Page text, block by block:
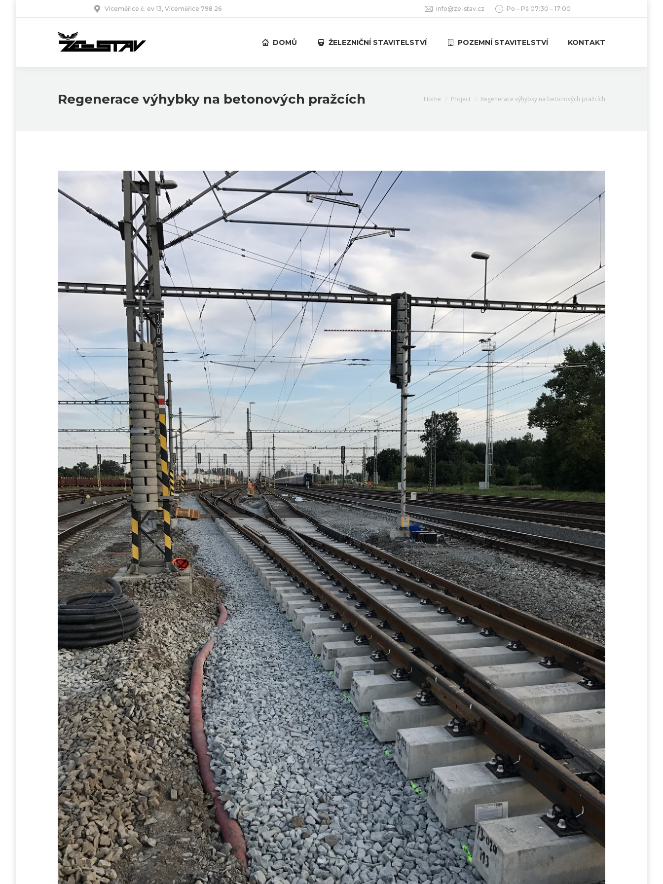
Víceměřice č. ev 13, Víceměřice 798 26 info@ze-stav.cz Po – Pá 07:30 – 17:00
DOMŮ ŽELEZNIČNÍ STAVITELSTVÍ POZEMNÍ STAVITELSTVÍ KONTAKT
Regenerace výhybky na betonových pražcích You are here:
Home Project Regenerace výhybky na betonových pražcích